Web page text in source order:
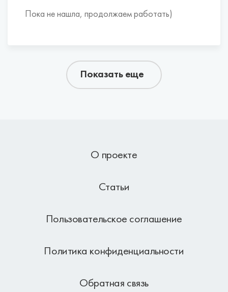
Пока не нашла, продолжаем работать)
Показать еще
О проекте
Статьи
Пользовательское соглашение
Политика конфиденциальности
Обратная связь